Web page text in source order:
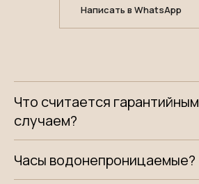
Написать в WhatsApp
Что считается гарантийным
случаем?
Часы водонепроницаемые?